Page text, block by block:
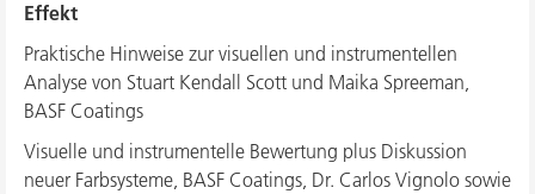
Effekt
Praktische Hinweise zur visuellen und instrumentellen
Analyse von Stuart Kendall Scott und Maika Spreeman,
BASF Coatings
Visuelle und instrumentelle Bewertung plus Diskussion
neuer Farbsysteme, BASF Coatings, Dr. Carlos Vignolo sowie